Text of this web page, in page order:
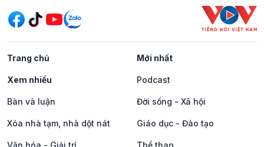
Trang chủ Mới nhất
Xem nhiều Podcast
Bàn và luận Đời sống - Xã hội
Xóa nhà tạm, nhà dột nát Giáo dục - Đào tạo